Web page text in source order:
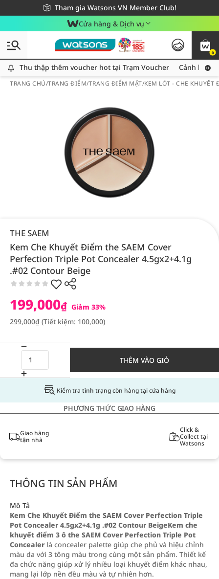
Tham gia Watsons VN Member Club!
Miễn phí giao hàng cho đơn hàng từ 249,000Đ
Giao hàng nhanh 24h - Áp dụng khu vực TP. Hồ Chí Minh
Cửa hàng & Dịch vụ
0
Thu thập thêm voucher hot tại Trạm Voucher
Thu thập thêm voucher hot tại Trạm Voucher Cảnh báo
TRANG CHỦ/TRANG ĐIỂM/TRANG ĐIỂM MẶT/KEM LÓT - CHE KHUYẾT
THE SAEM
Kem Che Khuyết Điểm the SAEM Cover
Perfection Triple Pot Concealer 4.5gx2+4.1g
.#02 Contour Beige
199,000₫ Giảm 33%
299,000₫(Tiết kiệm: 100,000)
THÊM VÀO GIỎ
Kiểm tra tình trạng còn hàng tại cửa hàng
PHƯƠNG THỨC GIAO HÀNG
Giao hàng
tận nhà
Click &
Collect tại
Watsons
THÔNG TIN SẢN PHẨM
Mô Tả
Kem Che Khuyết Điểm the SAEM Cover Perfection Triple
Pot Concealer 4.5gx2+4.1g .#02 Contour BeigeKem che
khuyết điểm 3 ô the SAEM Cover Perfection Triple Pot
Concealer là concealer palette giúp che phủ và hiệu chỉnh
màu da với 3 tông màu trong cùng một sản phẩm. Thiết kế
đa chức năng giúp xử lý nhiều loại khuyết điểm khác nhau,
mang lại lớp nền đều màu và tự nhiên hơn.